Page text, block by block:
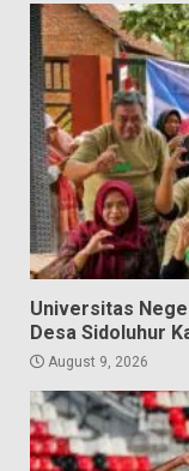
Universitas
Desa Sidoluhur
August 9, 2026